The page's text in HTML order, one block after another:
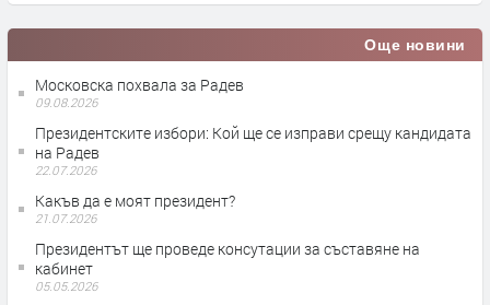
Още новини
Московска похвала за Радев
09.08.2026
Президентските избори: Кой ще се изправи срещу кандидата
на Радев
22.07.2026
Какъв да е моят президент?
21.07.2026
Президентът ще проведе консутации за съставяне на
кабинет
05.05.2026